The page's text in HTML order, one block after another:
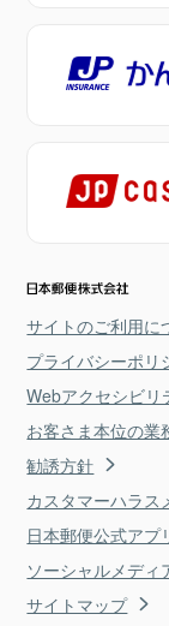
サイトのご利用に
プライバシーポリ
Webアクセシビリ
お客さま本位の業
勧誘方針
カスタマーハラス
日本郵便公式アプ
ソーシャルメディ
サイトマップ